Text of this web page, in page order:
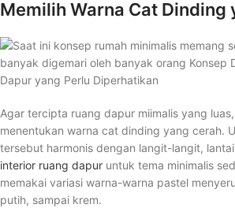
Memilih Warna Cat Dinding
Agar tercipta ruang dapur miimalis yang
menentukan warna cat dinding yang cerah.
tersebut harmonis dengan langit-langit,
interior ruang dapur untuk tema minimalis
memakai variasi warna-warna pastel
putih, sampai krem.